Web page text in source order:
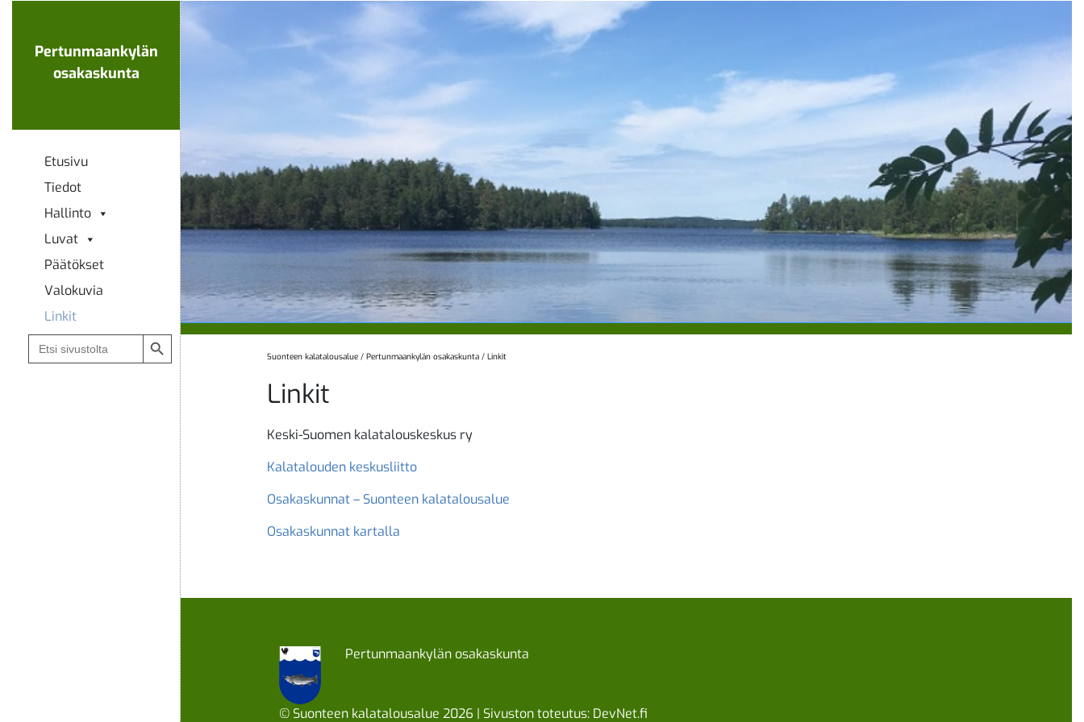
Pertunmaankylän
osakaskunta
Etusivu
Tiedot
Hallinto
Luvat
Päätökset
Valokuvia
Linkit
Search
for:
Search Button
Suonteen kalatalousalue /Pertunmaankylän osakaskunta /Linkit
Linkit
Keski-Suomen kalatalouskeskus ry
Kalatalouden keskusliitto
Osakaskunnat – Suonteen kalatalousalue
Osakaskunnat kartalla
Pertunmaankylän osakaskunta
© Suonteen kalatalousalue 2026 | Sivuston toteutus: DevNet.fi